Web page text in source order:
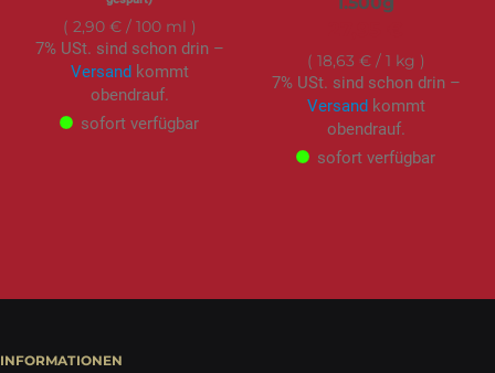
2,90 €/ 100 ml
7% USt. sind schon drin –
Versandkommt
obendrauf.
sofort verfügbar
18,63 €/ 1 kg
7% USt. sind schon drin –
Versandkommt
obendrauf.
sofort verfügbar
INFORMATIONEN